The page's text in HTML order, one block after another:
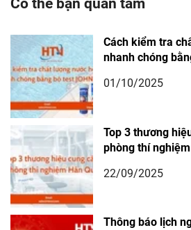
Cách kiểm tra
nhanh chóng
01/10/2025
Top 3 thương
phòng thí
22/09/2025
Thông báo lịch